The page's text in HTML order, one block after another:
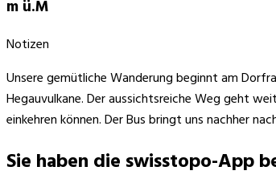
m ü.M
Notizen
Unsere gemütliche Wanderung beginnt am
Hegauvulkane. Der aussichtsreiche Weg geht
einkehren können. Der Bus bringt uns nachher
Sie haben die swisstopo-App